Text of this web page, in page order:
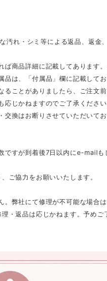
れ・シミ等による返品、返金
商品詳細に記載してあります
は、「付属品」欄に記載してお
ことがありましたら、ご注文前
じかねますのでご了承ください
換はお断りさせていただいて
すが到着後7日以内にe-mailも
ご協力をお願いいたします。
弊社にて修理が不可能な場合
・返品は応じかねます。予めご